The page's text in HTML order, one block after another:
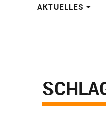
AKTUELLES